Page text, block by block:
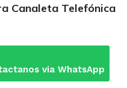
Canaleta Telefónica
via WhatsApp